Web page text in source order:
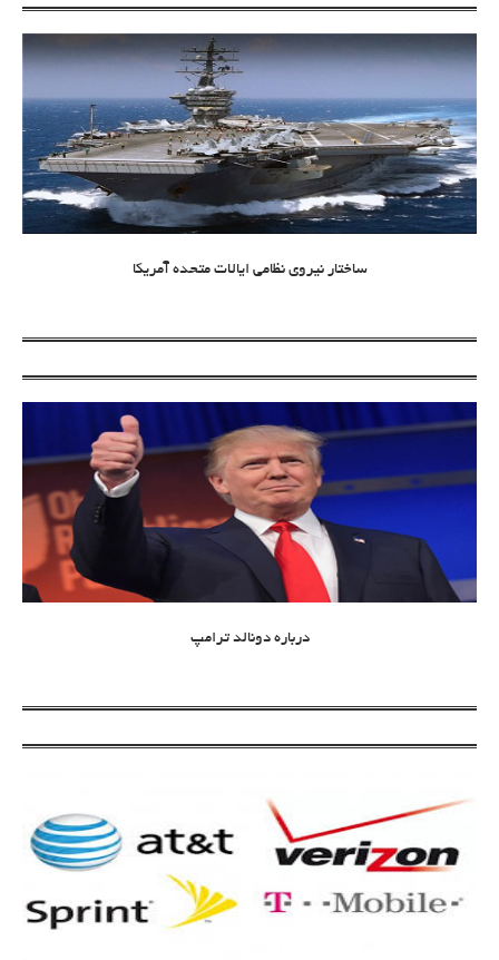
ساختار نیروی نظامی ایالات متحده آمریکا
درباره دونالد ترامپ